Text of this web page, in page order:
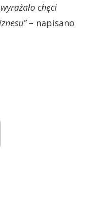
chęci
– napisano